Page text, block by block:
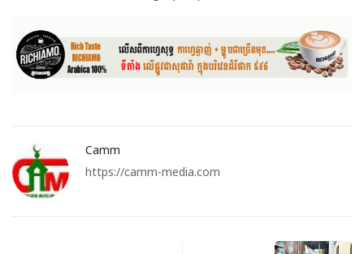
Camm
https://camm-media.com